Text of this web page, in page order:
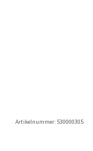
Artikelnummer:530000305